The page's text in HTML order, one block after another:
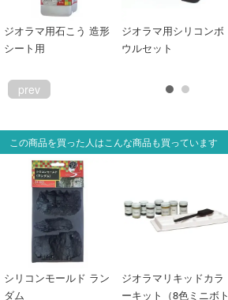
会員ランクについて
© 2026 Mid Japan, Inc.
ジオラマ用石こう 造形
シート用
ジオラマ用シリコンボ
ウルセット
prev
この商品を買った人はこんな商品も買っています
シリコンモールド ラン
ダム
ジオラマリキッドカラ
ーキット（8色ミニボト